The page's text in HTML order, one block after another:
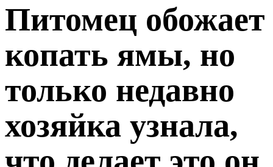
Питомец обожает
копать ямы, но
только недавно
хозяйка узнала,